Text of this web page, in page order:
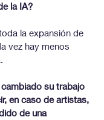
la IA?
la expansión de
vez hay menos
su trabajo
en caso de artistas,
de una